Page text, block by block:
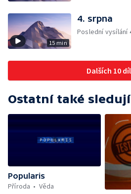
15 min
4. srpna
Poslední vysílání
Dalších 10
Ostatní také sledují
Popularis
Příroda
Věda